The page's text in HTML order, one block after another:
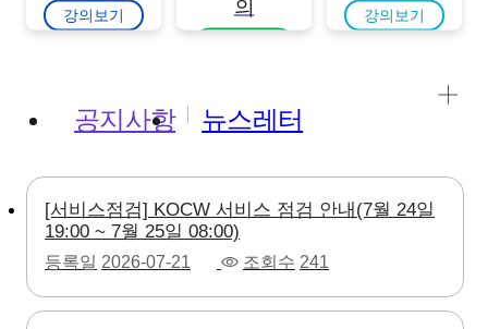
강의보기
의
강의보기
공지사항 뉴스레터
[서비스점검] KOCW 서비스 점검 안내(7월 24일
19:00 ~ 7월 25일 08:00)
등록일 2026-07-21 조회수 241